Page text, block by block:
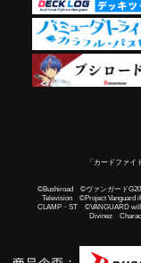
「カードファ
©Bushiroad ©ヴァンガード
Television ©Project Vanguard
CLAMP・ST ©VANGUARD
Divinez